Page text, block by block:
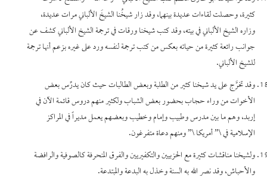
كثيرة، وحصلت لقاءات عديدة بينهما، وقد زار شيخُنا الشيخَ الألباني مرات عديدة،
وزاره الشيخ الألباني في بيته، وقد كتب شيخنا ورقات في ترجمة الشيخ الألباني كشف عن
جوانب رائعة كثيرة من حياته بعكس من كتب ترجمة لنفسه ورد على غيره بزعم أنها ترجمة
للشيخ الألباني.
وقد تخرَّج على يد شيخنا كثير من الطلبة وبعض الطالبات حيث كان يدرِّس بعض
الأخوات من وراء حجاب بحضور بعض الشباب ولكثير منهم دروس قائمة الآن في
إربد، وهم ما بين مدرس وطبيب وإمام وخطيب وبعضهم يعمل مديراً في المراكز
الإسلامية في \” أمريكا \” ومنهم دعاة متفرغون.
ولشيخنا مناقشات كثيرة مع الحزبيين والتكفيريين والفرق المنحرفة كالصوفية والرافضة
والأحباش، وقد نصر الله به السنة وخذل به البدعة والمبتدعة.